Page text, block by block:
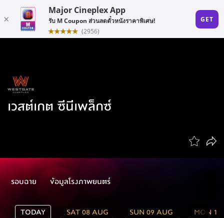
เวสต์เกต ซีนีเพล็กซ์
รอบฉาย ข้อมูลโรงภาพยนตร์
TODAY SAT 08 AUG SUN 09 AUG MON